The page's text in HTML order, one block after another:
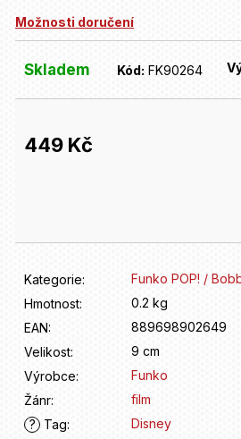
Možnosti doručení
Skladem Kód: FK90264
449 Kč
Kategorie:
Funko POP! /
Hmotnost:
0.2 kg
EAN:
889698902649
Velikost:
9 cm
Výrobce:
Funko
Žánr:
film
?
Tag:
Disney
D
p
č
e